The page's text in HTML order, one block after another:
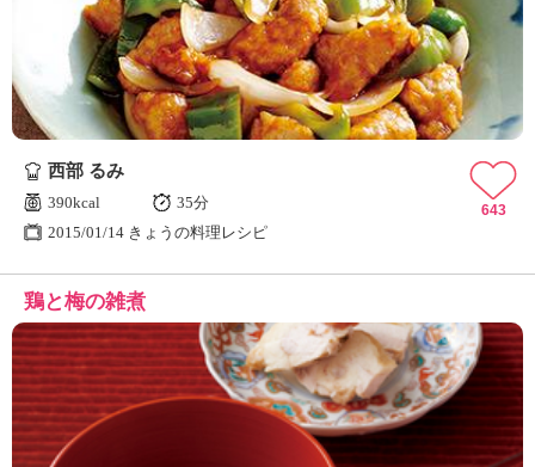
西部 るみ
390kcal
35分
2015/01/14 きょうの料理レシピ
643
鶏と梅の雑煮